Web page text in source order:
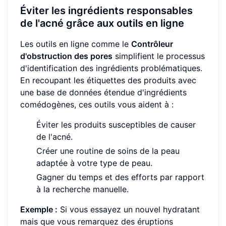
Éviter les ingrédients responsables
de l'acné grâce aux outils en ligne
Les outils en ligne comme le Contrôleur
d'obstruction des pores simplifient le processus
d'identification des ingrédients problématiques.
En recoupant les étiquettes des produits avec
une base de données étendue d'ingrédients
comédogènes, ces outils vous aident à :
Éviter les produits susceptibles de causer
de l'acné.
Créer une routine de soins de la peau
adaptée à votre type de peau.
Gagner du temps et des efforts par rapport
à la recherche manuelle.
Exemple : Si vous essayez un nouvel hydratant
mais que vous remarquez des éruptions